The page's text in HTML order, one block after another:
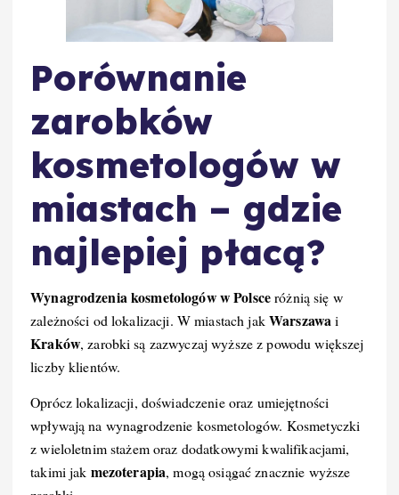
Porównanie
zarobków
kosmetologów w
miastach – gdzie
najlepiej płacą?
Wynagrodzenia kosmetologów w Polsceróżnią się w
zależności od lokalizacji. W miastach jakWarszawai
Kraków, zarobki są zazwyczaj wyższe z powodu większej
liczby klientów.
Oprócz lokalizacji, doświadczenie oraz umiejętności
wpływają na wynagrodzenie kosmetologów. Kosmetyczki
z wieloletnim stażem oraz dodatkowymi kwalifikacjami,
takimi jak mezoterapia, mogą osiągać znacznie wyższe